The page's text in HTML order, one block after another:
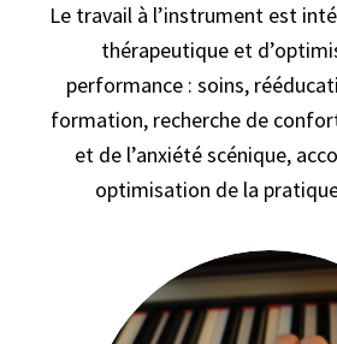
Le travail à l’instrument est
thérapeutique et
performance : soins,
formation, recherche de
et de l’anxiété scénique,
optimisation de la